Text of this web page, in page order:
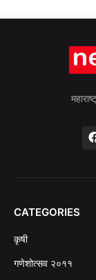
CATEGORIES
कृषी
गणेशोत्सव २०११